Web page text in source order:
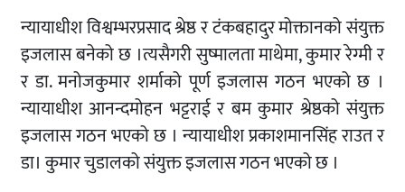
न्यायाधीश विश्वम्भरप्रसाद श्रेष्ठ र टंकबहादुर मोक्तानको संयुक्त
इजलास बनेको छ ।त्यसैगरी सुष्मालता माथेमा, कुमार रेग्मी र
र डा. मनोजकुमार शर्माको पूर्ण इजलास गठन भएको छ ।
न्यायाधीश आनन्दमोहन भट्टराई र बम कुमार श्रेष्ठको संयुक्त
इजलास गठन भएको छ । न्यायाधीश प्रकाशमानसिंह राउत र
डा। कुमार चुडालको संयुक्त इजलास गठन भएको छ ।